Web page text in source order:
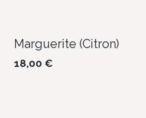
Marguerite (Citron)
18,00 €